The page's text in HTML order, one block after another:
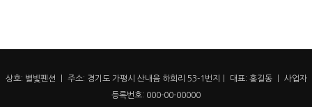
상호: 별빛펜션 ㅣ 주소: 경기도 가평시 산내음 하회리 53-1번지ㅣ 대표: 홍길동 ㅣ 사업자
등록번호: 000-00-00000